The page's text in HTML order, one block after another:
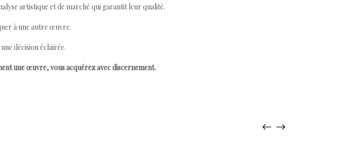
artistique et de marché qui garantit leur qualité.
à une autre œuvre.
décision éclairée.
une œuvre, vous acquérez avec discernement.